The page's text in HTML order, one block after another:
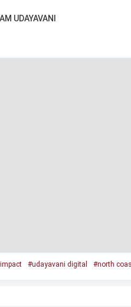
UDAYAVANI
#udayavani digital #north